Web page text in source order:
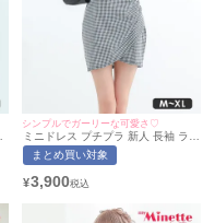
シンプルでガーリーな可愛さ♡
ミニドレス プチプラ 新人 長袖 ラウ
ンジ チェック柄 低身長 谷間 フリル
ウエスト切り替え 黒 キャバドレス
myMinette/マイミネット
まとめ買い対象
¥3,900